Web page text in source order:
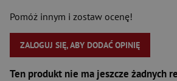
Pomóż innym i zostaw ocenę!
ZALOGUJ SIĘ, ABY DODAĆ OPINIĘ
Ten produkt nie ma jeszcze żadnych